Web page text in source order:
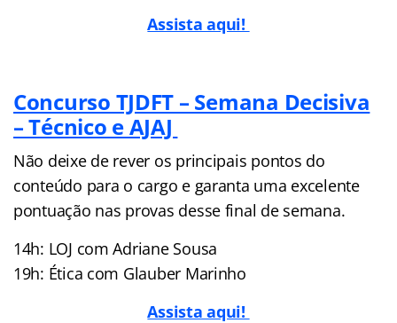
Assista aqui!
Concurso TJDFT – Semana Decisiva
– Técnico e AJAJ
Não deixe de rever os principais pontos do
conteúdo para o cargo e garanta uma excelente
pontuação nas provas desse final de semana.
14h: LOJ com Adriane Sousa
19h: Ética com Glauber Marinho
Assista aqui!